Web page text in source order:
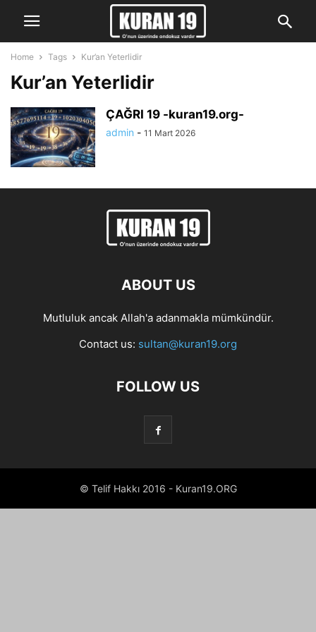
Home Tags Kur’an Yeterlidir
Kur’an Yeterlidir
ÇAĞRI 19 -kuran19.org-
admin - 11 Mart 2026
ABOUT US
Mutluluk ancak Allah'a adanmakla mümkündür.
Contact us: sultan@kuran19.org
FOLLOW US
© Telif Hakkı 2016 - Kuran19.ORG